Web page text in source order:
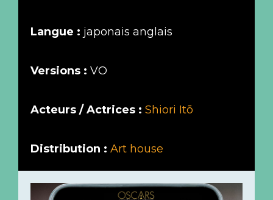
Langue : japonais anglais
Versions : VO
Acteurs / Actrices : Shiori Itō
Distribution : Art house